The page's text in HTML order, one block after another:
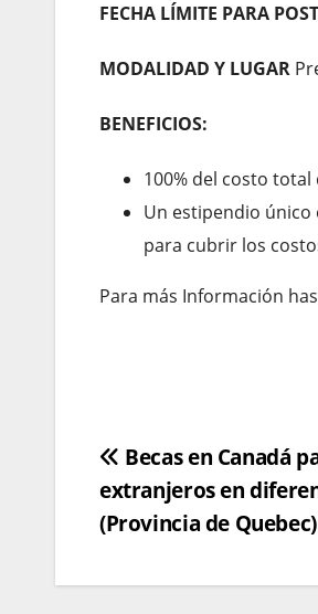
FECHA LÍMITE PARA
MODALIDAD Y LUGAR
BENEFICIOS:
100% del costo
Un estipendio único
para cubrir los
Para más Información
Navegación
de
Becas en Canadá
extranjeros en
(Provincia de Quebec)